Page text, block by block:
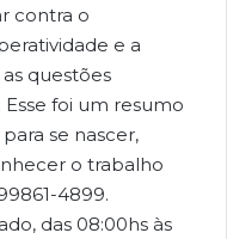
contra o
e a
questões
foi um resumo
se nascer,
o trabalho
4899.
das 08:00hs às